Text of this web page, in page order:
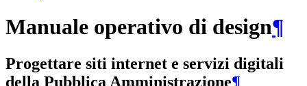
Manuale operativo di design¶
Progettare siti internet e servizi digitali
della Pubblica Amministrazione¶